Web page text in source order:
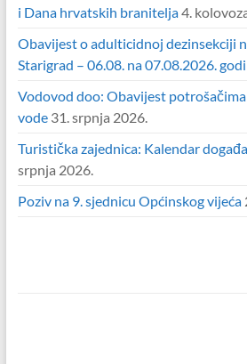
i Dana hrvatskih branitelja4.
Obavijest o adulticidnoj dezinsekciji
Starigrad – 06.08. na 07.08.2026.
Vodovod doo: Obavijest
vode 31. srpnja 2026.
Turistička zajednica: Kalendar
srpnja 2026.
Poziv na 9. sjednicu Općinskog vijeća